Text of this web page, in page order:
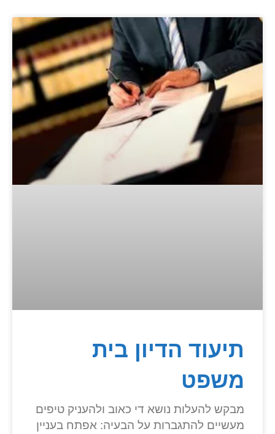
תיעוד הדיון בית
משפט
מבקש להעלות נושא די כאוב ולהעניק טיפים
מעשיים להתגברות על הבעיה: אפתח בעניין